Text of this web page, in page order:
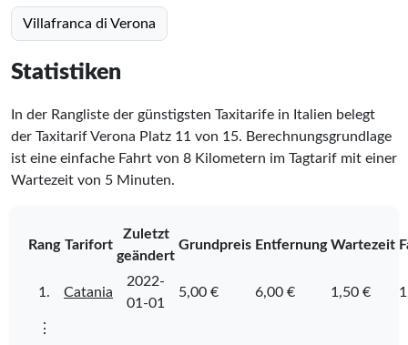
Villafranca di Verona
Statistiken
In der Rangliste der günstigsten Taxitarife in Italien belegt
der Taxitarif Verona Platz 11 von 15. Berechnungsgrundlage
ist eine einfache Fahrt von 8 Kilometern im Tagtarif mit einer
Wartezeit von 5 Minuten.
Rang Tarifort
Zuletzt
geändert
Grundpreis Entfernung Wartezeit
1. Catania
2022-
01-01
5,00 € 6,00 € 1,50 €
⋮